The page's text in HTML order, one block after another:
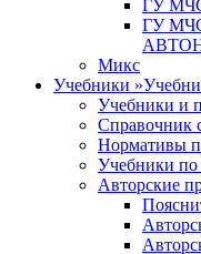
ГУ
ГУ
Микс
Учебники »
Учебники и
Справочник
Нормативы
Учебники
Авторские